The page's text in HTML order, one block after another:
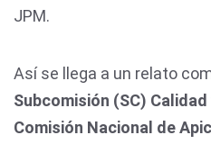
JPM.
Así se llega a un relato
Subcomisión (SC)
Comisión Nacional de